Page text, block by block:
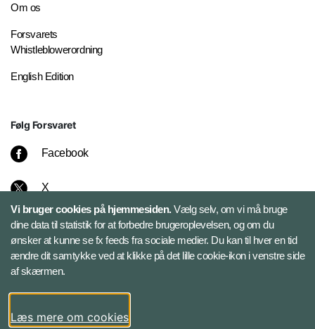
Om os
Forsvarets
Whistleblowerordning
English Edition
Følg Forsvaret
Facebook
X
Instagram
Bluesky
LinkedIn
Vi bruger cookies på hjemmesiden.Vælg selv, om vi må bruge
dine data til statistik for at forbedre brugeroplevelsen, og om du
ønsker at kunne se fx feeds fra sociale medier. Du kan til hver en tid
ændre dit samtykke ved at klikke på det lille cookie-ikon i venstre side
af skærmen.
Læs mere om cookies